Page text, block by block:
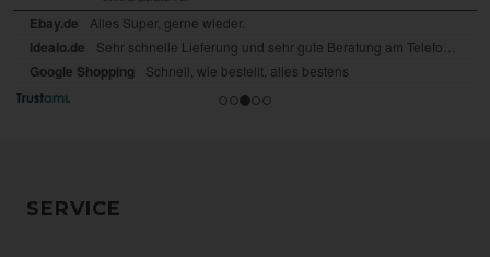
SERVICE